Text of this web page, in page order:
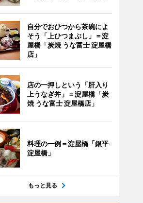
自分でおひつから茶碗によ
そう「上ひつまぶし」＝淀
屋橋「炭焼 うな富士 淀屋橋
店」
店の一押しという「肝入り
上うなぎ丼」＝淀屋橋「炭
焼 うな富士 淀屋橋店」
料理の一例＝淀屋橋「銀平
淀屋橋」
もっと見る